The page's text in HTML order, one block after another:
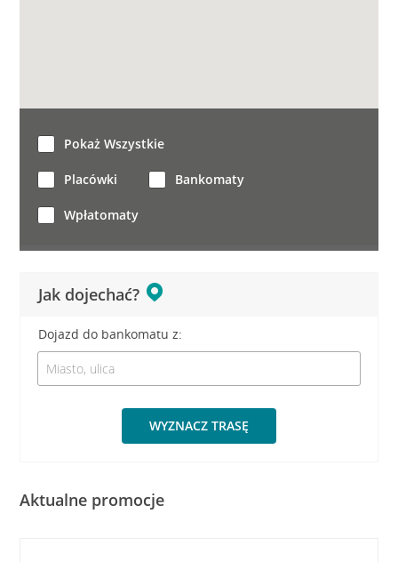
Jak dojechać?
Dojazd do bankomatu z:
WYZNACZ TRASĘ
Pokaż Wszystkie
Placówki Bankomaty
Wpłatomaty
Aktualne promocje